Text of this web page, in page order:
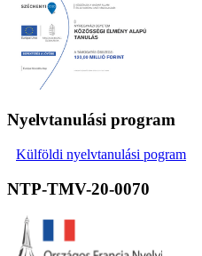
Nyelvtanulási program
Külföldi nyelvtanulási pogram
NTP-TMV-20-0070